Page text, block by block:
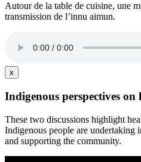
Autour de la table de cuisine, une
transmission de l’innu aimun.
x
Indigenous perspectives on
These two discussions highlight
Indigenous people are undertaking
and supporting the community.